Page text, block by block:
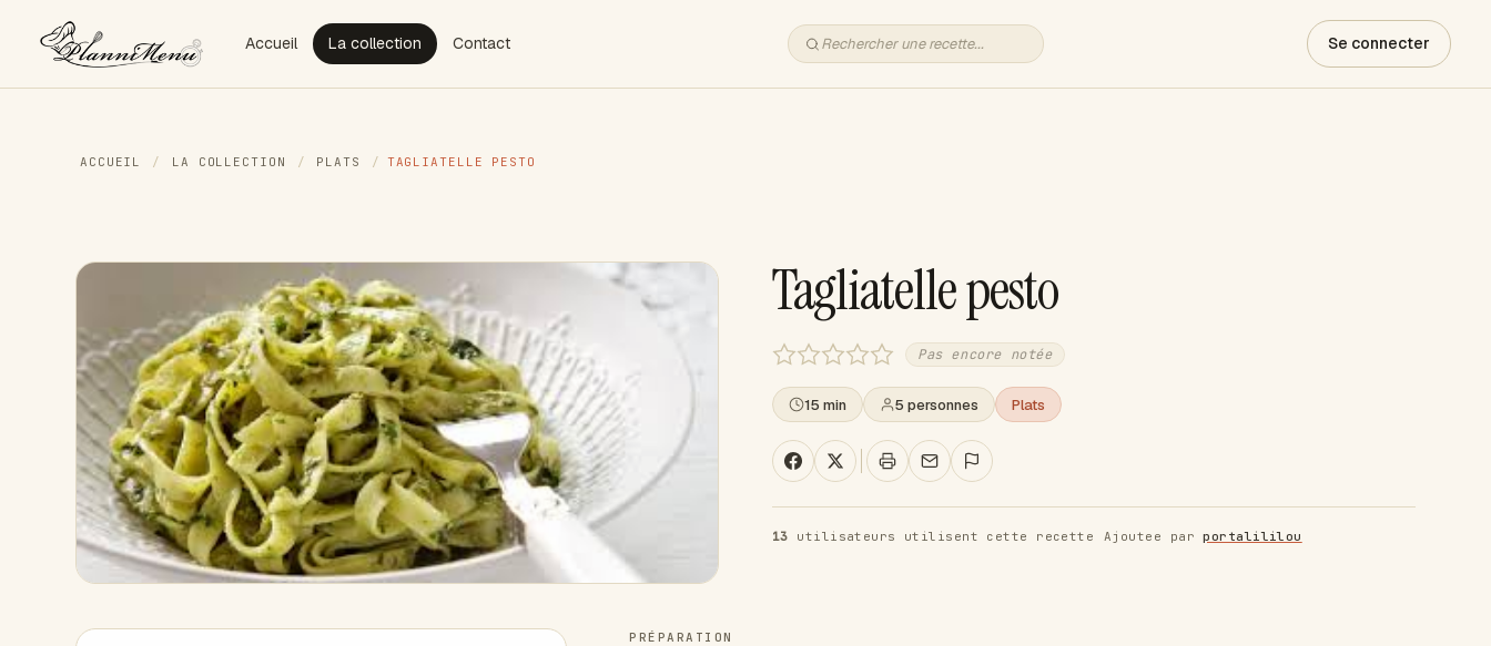
Accueil La collection Contact Se connecter
ACCUEIL / LA COLLECTION / PLATS / TAGLIATELLE PESTO
Tagliatelle pesto
Pas encore notée
15 min 5 personnes Plats
13 utilisateurs utilisent cette recette Ajoutee parportalililou
PRÉPARATION